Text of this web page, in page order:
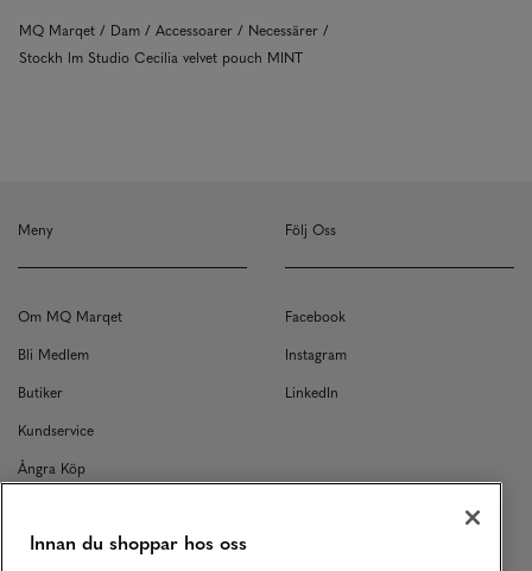
MQ Marqet Dam Accessoarer
Necessärer
Stockh lm Studio Cecilia velvet pouch MINT
Meny
Om MQ Marqet
Bli Medlem
Butiker
Kundservice
Ångra Köp
Returer
Följ Oss
Facebook
Instagram
LinkedIn
Innan du shoppar hos oss